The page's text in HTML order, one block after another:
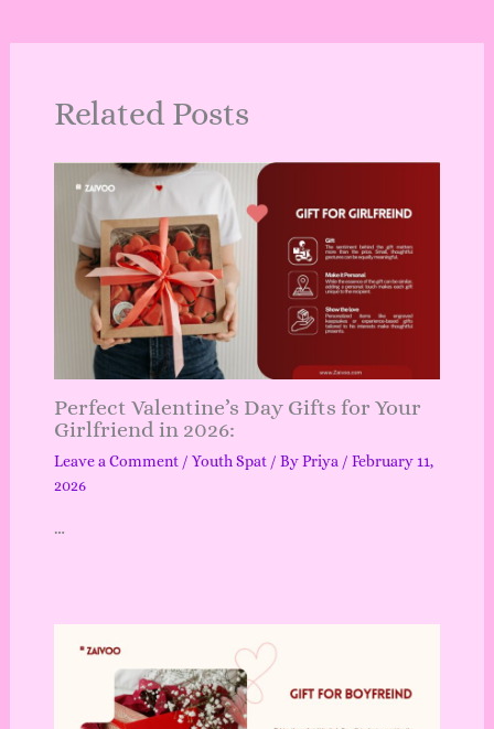
Related Posts
Perfect Valentine’s Day Gifts for Your
Girlfriend in 2026:
Leave a Comment / Youth Spat/ ByPriya / February 11,
2026
…